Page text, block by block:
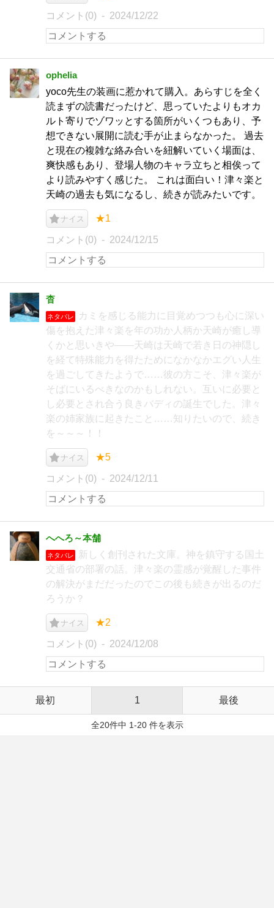
コメント(0) 2024/12/22
ophelia
yoco先生の装画に惹かれて購入。あらすじを全く
読まずの読書だったけど、思っていたよりもオカ
ルト寄りでゾワッとする箇所がいくつもあり、予
想できない展開に読む手が止まらなかった。 過去
と現在の複雑な絡み合いを紐解いていく場面は、
爽快感もあり、登場人物のキャラ立ちと相俟って
より読みやすく感じた。 これは面白い！津々楽と
天崎の過去も気になるし、続きが読みたいです。
ナイス ★1
コメント(0) 2024/12/15
杳
ネタバレ
カミを感じる能力に目覚めつつも心に深い
傷を抱えた津々楽を年の功か人柄か天崎が癒し導
くかと思いきや――天崎は天崎で若き日の神隠し
を経て特殊能力を得たためになかなかエグい人生
を過ごしてきたようで……彼の方こそ、津々楽が
そばにいるべきなのかもしれない。互いに必要と
し必要とされ合う良きバディの誕生でした。津々
楽の姉家族に起きたこと……知りたいので、続き
を～～～！！
ナイス ★5
コメント(0) 2024/12/11
へへろ～本舗
ネタバレ
新しく創刊された文庫。神を鎮守する国土
交通省の部署の話。津々楽の霊感が覚醒した事件
の解決がまだだったのでこの後も続きが出るのだ
ろうか？
ナイス ★2
コメント(0) 2024/12/08
最初 1 最後
全20件中 1-20 件を表示